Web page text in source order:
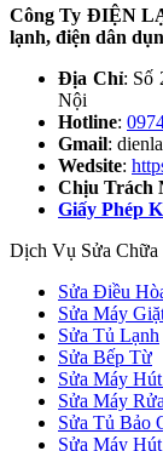
Công Ty ĐIỆN
lạnh, điện dân
Địa Chỉ: Số
Nội
Hotline:
Gmail:
Wedsite:
Chịu Trách
Giấy Phép
Dịch Vụ Sửa Chữa
Sửa Điều
Sửa Máy
Sửa Tủ Lạnh
Sửa Bếp Từ
Sửa Máy
Sửa Máy
Sửa Tủ Bảo
Sửa Máy